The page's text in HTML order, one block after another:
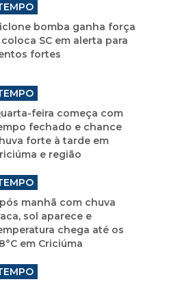
bomba ganha força
coloca SC em alerta para
fortes
feira começa com
fechado e chance
forte à tarde em
e região
manhã com chuva
sol aparece e
chega até os
em Criciúma